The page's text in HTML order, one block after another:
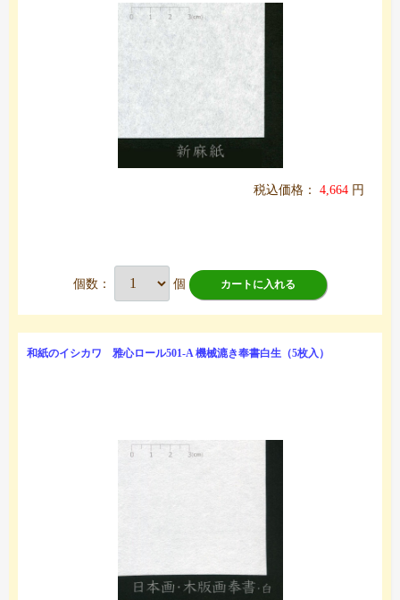
税込価格： 4,664 円
個数： 個 カートに入れる
和紙のイシカワ 雅心ロール501-A 機械漉き奉書白生（5枚入）